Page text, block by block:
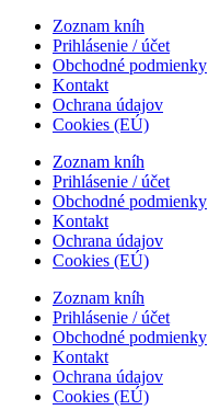
Zoznam kníh
Prihlásenie / účet
Obchodné podmienky
Kontakt
Ochrana údajov
Cookies (EÚ)
Zoznam kníh
Prihlásenie / účet
Obchodné podmienky
Kontakt
Ochrana údajov
Cookies (EÚ)
Zoznam kníh
Prihlásenie / účet
Obchodné podmienky
Kontakt
Ochrana údajov
Cookies (EÚ)